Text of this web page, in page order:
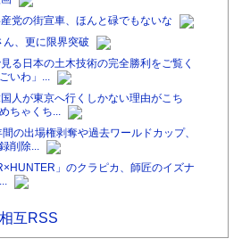
産党の街宣車、ほんと碌でもないな
ん、更に限界突破
る日本の土木技術の完全勝利をご覧く
いわ」...
人が東京へ行くしかない理由がこち
ちゃくち...
の出場権剥奪や過去ワールドカップ、
削除...
」のクラピカ、師匠のイズナ
互RSS